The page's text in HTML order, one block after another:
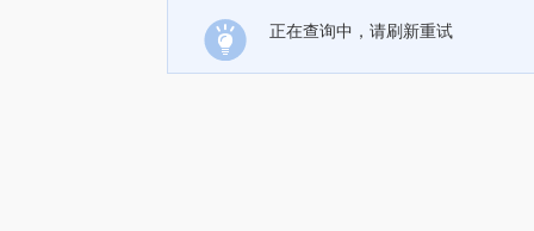
正在查询中，请刷新重试